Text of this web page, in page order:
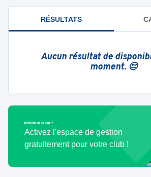
RÉSULTATS
Aucun résultat de
moment. 😔
Bénévole de ce club ?
Activez l'espace de gestion
gratuitement pour votre club !